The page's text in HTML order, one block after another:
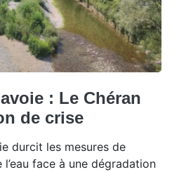
: Le Chéran
de crise
durcit les mesures de
face à une dégradation